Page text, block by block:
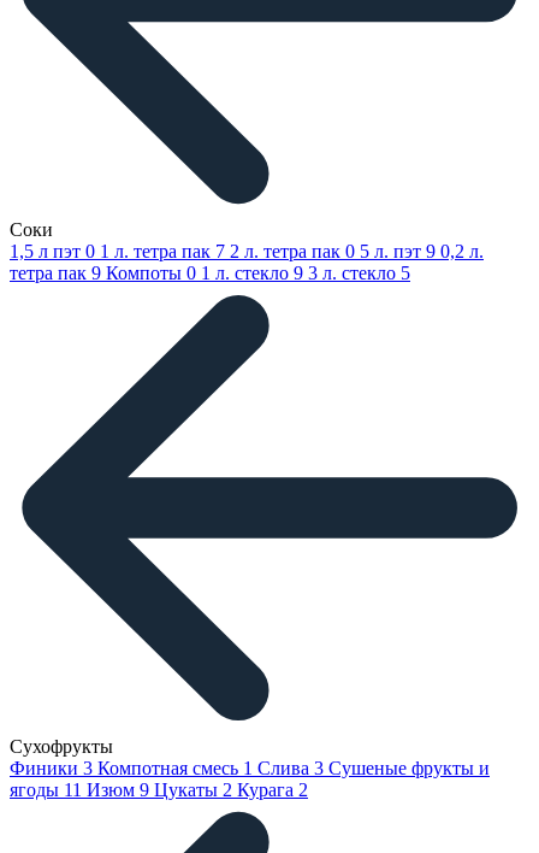
Соки
1,5 л пэт 0 1 л. тетра пак 7 2 л. тетра пак 0 5 л. пэт 9 0,2 л.
тетра пак 9 Компоты 0 1 л. стекло 9 3 л. стекло 5
Сухофрукты
Финики 3 Компотная смесь 1 Слива 3 Сушеные фрукты и
ягоды 11 Изюм 9 Цукаты 2 Курага 2